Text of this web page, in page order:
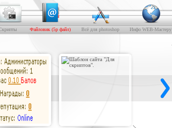
Файловик (5р файл) Всё для photoshop Инфо WEB-Мастеру